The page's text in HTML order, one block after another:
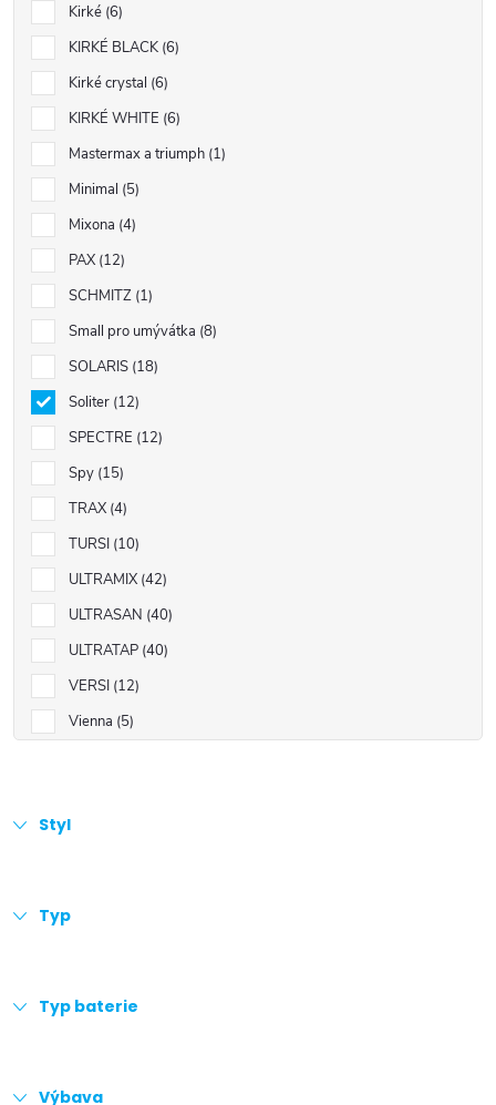
Kirké 6
KIRKÉ BLACK 6
Kirké crystal 6
KIRKÉ WHITE 6
Mastermax a triumph 1
Minimal 5
Mixona 4
PAX 12
SCHMITZ 1
Small pro umývátka 8
SOLARIS 18
Soliter 12
SPECTRE 12
Spy 15
TRAX 4
TURSI 10
ULTRAMIX 42
ULTRASAN 40
ULTRATAP 40
VERSI 12
Vienna 5
Styl
Typ
Typ baterie
Výbava